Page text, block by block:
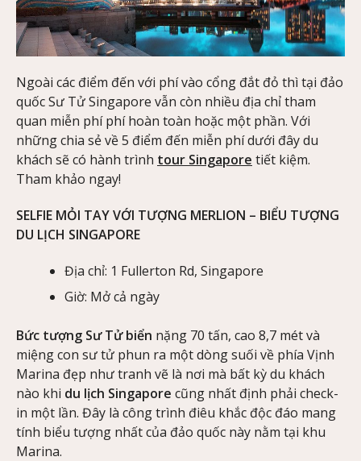
Ngoài các điểm đến với phí vào cổng đắt đỏ thì tại đảo
quốc Sư Tử Singapore vẫn còn nhiều địa chỉ tham
quan miễn phí phí hoàn toàn hoặc một phần. Với
những chia sẻ về 5 điểm đến miễn phí dưới đây du
khách sẽ có hành trình tour Singapore tiết kiệm.
Tham khảo ngay!
SELFIE MỎI TAY VỚI TƯỢNG MERLION – BIỂU TƯỢNG
DU LỊCH SINGAPORE
Địa chỉ: 1 Fullerton Rd, Singapore
Giờ: Mở cả ngày
Bức tượng Sư Tử biển nặng 70 tấn, cao 8,7 mét và
miệng con sư tử phun ra một dòng suối về phía Vịnh
Marina đẹp như tranh vẽ là nơi mà bất kỳ du khách
nào khi du lịch Singapore cũng nhất định phải check-
in một lần. Đây là công trình điêu khắc độc đáo mang
tính biểu tượng nhất của đảo quốc này nằm tại khu
Marina.